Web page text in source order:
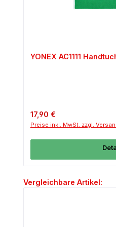
YONEX AC1111
Regulärer Preis:
17,90 €
Preise inkl. MwSt. zzgl.
Produktgalerie überspringen
Vergleichbare Artikel: